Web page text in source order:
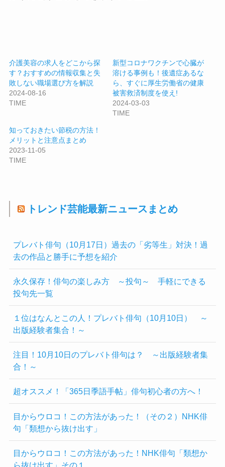
介護美容の求人をどこから探
す？おすすめの情報収集と失
敗しない職場選び方を解説
2024-08-16
TIME
新型コロナワクチンで心臓が
溶ける事例も！後遺症あるな
ら、すぐに厚生労働省の健康
被害救済制度を使え!
2024-03-03
TIME
知っておきたい節税の方法！
メリットと注意点まとめ
2023-11-05
TIME
トレンド芸能最新ニュースまとめ
プレバト俳句（10月17日）過去の「劣等生」対決！過
去の作品と勝手に予想を紹介
永久保存！俳句の楽しみ方 ～投句～ 手軽にできる
投句先一覧
１位はなんとこの人！プレバト俳句（10月10日） ～
出版経験者集合！～
注目！10月10日のプレバト俳句は？ ～出版経験者集
合！～
超オススメ！「365日季語手帖」俳句初心者の方へ！
目からウロコ！この方法があった！（その２）NHK俳
句「類想から抜け出す」
目からウロコ！この方法があった！NHK俳句「類想か
ら抜け出す」その１